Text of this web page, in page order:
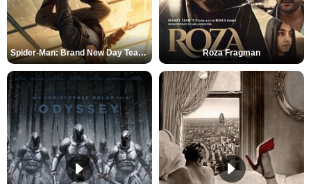
Spider-Man: Brand New Day Teaser Roza Fragman